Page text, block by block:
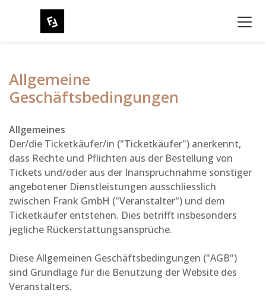
Allgemeine
Geschäftsbedingungen
Allgemeines
Der/die Ticketkäufer/in ("Ticketkäufer") anerkennt,
dass Rechte und Pflichten aus der Bestellung von
Tickets und/oder aus der Inanspruchnahme sonstiger
angebotener Dienstleistungen ausschliesslich
zwischen Frank GmbH ("Veranstalter") und dem
Ticketkäufer entstehen. Dies betrifft insbesonders
jegliche Rückerstattungsansprüche.
Diese Allgemeinen Geschäftsbedingungen ("AGB")
sind Grundlage für die Benutzung der Website des
Veranstalters.